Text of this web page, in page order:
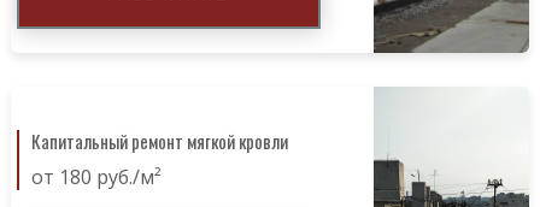
Капитальный ремонт мягкой кровли
от 180 руб./м²